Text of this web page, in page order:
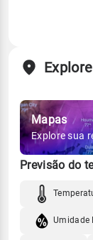
Mapas
Explore sua
Previsão do
Umidade